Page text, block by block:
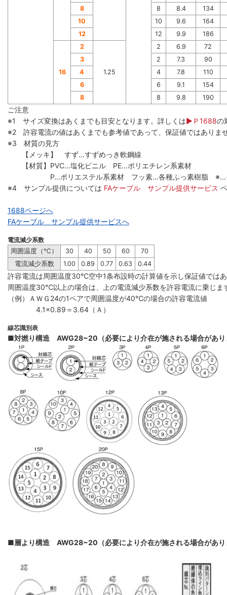
8
8 8.4
134
10
10 9.6
164
12
12 9.9 186
16
2
1.25
2 6.9
72
3
2 7.3
90
4
4 7.8
110
6
6 9.1
154
8
8 9.8 190
ご注意
※1 サイズ変換はあくまでも目安となります。詳しくは▶Ｐ1688の
※2 許容電流の値はあくまでも参考値であって、保証値ではありま
※3 材質の見方
【メッキ】 すず…すずめっき軟鋼線
【材質】PVC…塩化ビニル PE…ポリエチレン系素材
P…ポリエステル系素材 フッ素…各種ふっ素樹脂 ※…
※4 サンプル提供については FAケーブル サンプル提供サービス
1688ページへ
FAケーブル サンプル提供サービスへ
電流減少系数
周囲温度（℃）
30 40 50 60
70
電流減少系数
1.00 0.89 0.77 0.63 0.44
許容電流は周囲温度30℃空中1条布設時の計算値を示し保証値では
周囲温度30℃以上の場合は、上の電流減少系数を許容電流に乗じま
（例）ＡＷＧ24の1ペアで周囲温度が40℃の場合の許容電流値
4.1×0.89＝3.64（Ａ）
線芯識別表
■対撚り構造 AWG28~20（必要により介在が施される場合があり
■層より構造 AWG28~20（必要により介在が施される場合があり